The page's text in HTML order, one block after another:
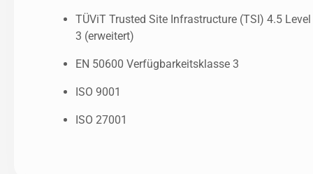
TÜViT Trusted Site Infrastructure (TSI) 4.5 Level
3 (erweitert)
EN 50600 Verfügbarkeitsklasse 3
ISO 9001
ISO 27001